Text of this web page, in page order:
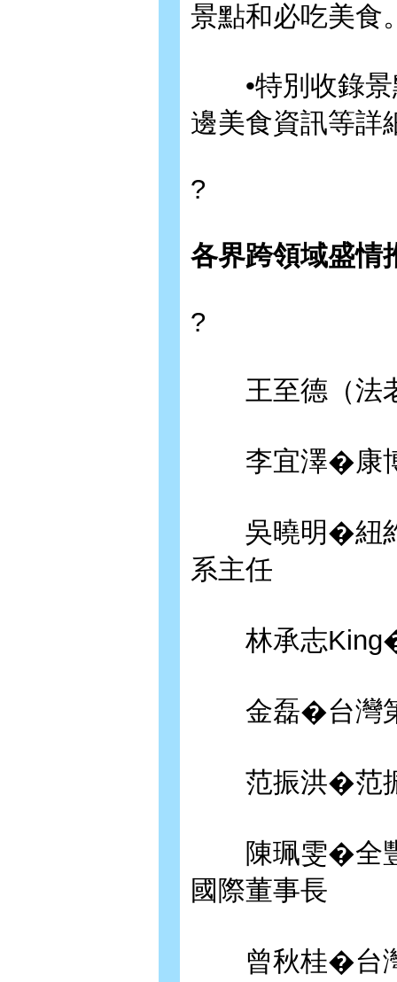
景點和必吃美食
•特別收錄景
邊美食資訊等詳
?
各界跨領域盛情
?
王至德（法
李宜澤�康博
吳曉明�紐約
系主任
林承志King�
金磊�台灣第
范振洪�范振
陳珮雯�全豐
國際董事長
曾秋桂�台灣